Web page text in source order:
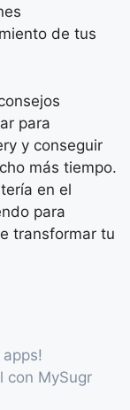
de tus
para
y conseguir
más tiempo.
en el
para
transformar tu
con MySugr